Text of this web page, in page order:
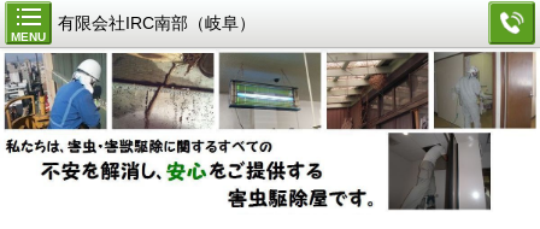
MENU
有限会社IRC南部（岐阜）